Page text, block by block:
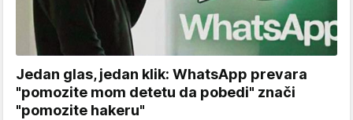
Jedan glas, jedan klik: WhatsApp prevara
"pomozite mom detetu da pobedi" znači
"pomozite hakeru"